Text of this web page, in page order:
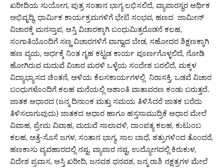
ಖರೀದಿಯ ಸುಯೋಗ, ಪುತ್ರ ಸಂತಾನ ಭಾಗ್ಯ ಲಭಿಸಲಿದೆ, ವ್ಯಾಪಾರಸ್ಥರ ಆರ್ಥಿಕ
ಅಭಿವೃದ್ಧಿ, ಧಾರ್ಮಿಕ ಕಾರ್ಯಕ್ರಮಗಳಿಗೆ ಭೇಟಿ ಸಂಭವ, ಹಣದ ಜಾಮೀನ್
ವಿಚಾರಕ್ಕೆ ಮನಸ್ತಾಪ, ಆಸ್ತಿ ವಿಚಾರಕ್ಕಾಗಿ ಬಂಧುಮಿತ್ರರೊಡನೆ ಕಲಹ,
ಸಂಗಾತಿಯೊಂದಿಗೆ ಸಣ್ಣ ವಿಚಾರಗಳಿಗೆ ವಾಗ್ವಾದ ಬೇಡ, ಸಹೋದರ ಶಿಕ್ಷಣಕ್ಕಾಗಿ
ಹಣ ವ್ಯಯ, ಅರ್ಧಕ್ಕೆ ನಿಂತ ಗೃಹ ಕಟ್ಟಡ ಕಾರ್ಯ ಪೂರ್ಣಗೊಳ್ಳಲಿದೆ, ನೋಡಿ
ಹೋಗಿರುವ ಮದುವೆ ವಿಚಾರ ಮರಳಿ ಒಳ್ಳೆಯ ಸಂದೇಶ ಬರಲಿದೆ, ಮಕ್ಕಳ
ವಿದ್ಯಾಭ್ಯಾಸದ ಚಿಂತನೆ, ಅಳಿಯ ಕೆಲಸಕಾರ್ಯಗಳಲ್ಲಿ ನಿರಾಸಕ್ತಿ, ಒಡವೆ ವಿಚಾರ
ಬಂಧುಗಳೊಂದಿಗೆ ಕಲಹ ಮನೆಯಲ್ಲಿ ಅಶಾಂತಿ ವಾತಾವರಣ ಕಂಡು ಬರುತ್ತದೆ.
ಜಾತಕ ಆಧಾರದ (ಜನ್ಮ ದಿನಾಂಕ ಮತ್ತು ಸಮಯ ತಿಳಿಸಿದರೆ ಜಾತಕ ಬರೆದು
ತಿಳಿಸಲಾಗುವುದು) ಜಾತಕದ ಆಧಾರ ಹಾಗೂ ಹಸ್ತಸಾಮುದ್ರಿಕೆ ಆಧಾರ ಮೇಲೆ
ವಿವಾಹ, ಪ್ರೇಮ ವಿವಾಹ, ಮದುವೆ ಸಾಲಾವಳಿ, ದಾಂಪತ್ಯ ಕಲಹ, ಕುಟುಂಬ
ಕಲಹ, ಅತ್ತೆ-ಸೊಸೆ ಜಗಳ, ಸಂತಾನ ಭಾಗ್ಯ, ಸಾಲ ಬಾಧೆ, ಶತ್ರುಗಳಿಂದ ತೊಂದರೆ,
ಹಣಕಾಸು ವ್ಯವಹಾರದಲ್ಲಿ ನಷ್ಟ, ವ್ಯಾಪಾರ ನಷ್ಟ, ಉದ್ಯೋಗದಲ್ಲಿ ಕಿರುಕುಳ,
ವಿದೇಶ ಪ್ರವಾಸ, ಆಸ್ತಿ ಖರೀದಿ, ಜನವಶ ಧನವಶ, ಜನ್ಮ ರಾಶಿ ನಕ್ಷತ್ರಗಳ ಮೇಲೆ